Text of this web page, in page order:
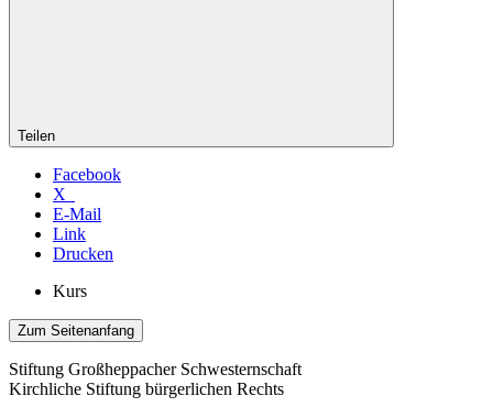
Teilen
Facebook
X
E-Mail
Link
Drucken
Kurs
Zum Seitenanfang
Stiftung Großheppacher Schwesternschaft
Kirchliche Stiftung bürgerlichen Rechts